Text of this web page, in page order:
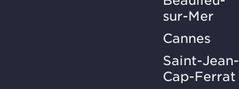
sur-Mer
Cannes
Saint-Jean-
Cap-Ferrat